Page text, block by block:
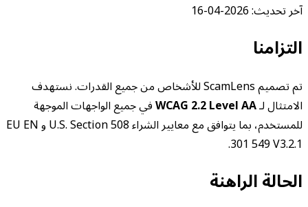
آخر تحديث: 2026-04-16
التزامنا
تم تصميم ScamLens للأشخاص من جميع القدرات. نستهدف
الامتثال لـWCAG 2.2 Level AAفي جميع الواجهات الموجهة
للمستخدم، بما يتوافق مع معايير الشراء U.S. Section 508 و EU EN
301 549 V3.2.1.
الحالة الراهنة